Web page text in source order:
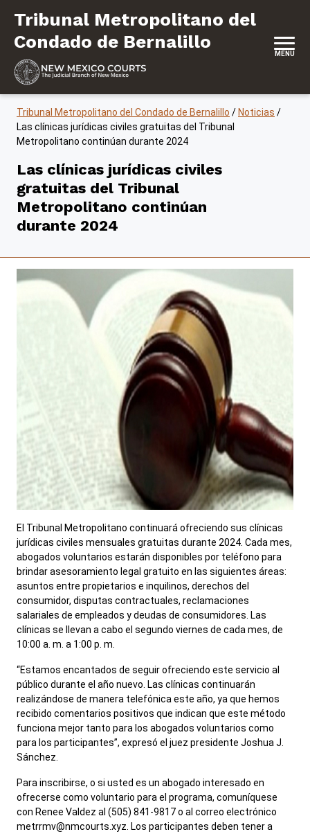
Tribunal Metropolitano del Condado
Tribunal Metropolitano del
Condado de Bernalillo
MENU
Tribunal Metropolitano del Condado de Bernalillo / Noticias /
Las clínicas jurídicas civiles gratuitas del Tribunal
Metropolitano continúan durante 2024
Las clínicas jurídicas civiles
gratuitas del Tribunal
Metropolitano continúan
durante 2024
El Tribunal Metropolitano continuará ofreciendo sus clínicas
jurídicas civiles mensuales gratuitas durante 2024. Cada mes,
abogados voluntarios estarán disponibles por teléfono para
brindar asesoramiento legal gratuito en las siguientes áreas:
asuntos entre propietarios e inquilinos, derechos del
consumidor, disputas contractuales, reclamaciones
salariales de empleados y deudas de consumidores. Las
clínicas se llevan a cabo el segundo viernes de cada mes, de
10:00 a. m. a 1:00 p. m.
“Estamos encantados de seguir ofreciendo este servicio al
público durante el año nuevo. Las clínicas continuarán
realizándose de manera telefónica este año, ya que hemos
recibido comentarios positivos que indican que este método
funciona mejor tanto para los abogados voluntarios como
para los participantes”, expresó el juez presidente Joshua J.
Sánchez.
Para inscribirse, o si usted es un abogado interesado en
ofrecerse como voluntario para el programa, comuníquese
con Renee Valdez al (505) 841-9817 o al correo electrónico
metrrmv@nmcourts.xyz. Los participantes deben tener a